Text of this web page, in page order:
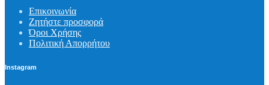
Επικοινωνία
Ζητήστε προσφορά
Όροι Χρήσης
Πολιτική Απορρήτου
Instagram